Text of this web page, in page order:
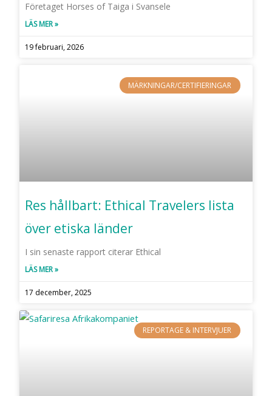
Företaget Horses of Taiga i Svansele
LÄS MER »
19 februari, 2026
MÄRKNINGAR/CERTIFIERINGAR
Res hållbart: Ethical Travelers lista
över etiska länder
I sin senaste rapport citerar Ethical
LÄS MER »
17 december, 2025
REPORTAGE & INTERVJUER